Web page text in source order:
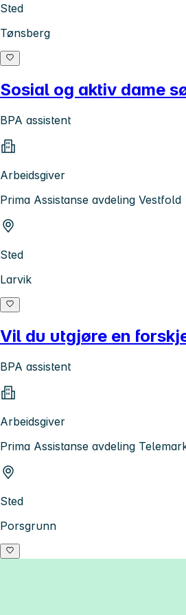
Sted
Tønsberg
Sosial og aktiv dame
BPA assistent
Arbeidsgiver
Prima Assistanse avdeling Vestfold
Sted
Larvik
Vil du utgjøre en
BPA assistent
Arbeidsgiver
Prima Assistanse avdeling
Sted
Porsgrunn